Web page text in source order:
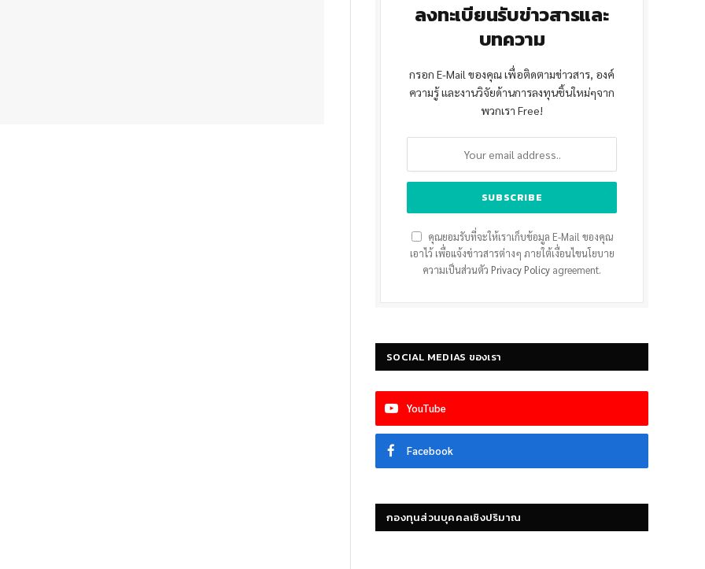
ลงทะเบียนรับข่าวสารและ
บทความ
กรอก E-Mail ของคุณ เพื่อติดตามข่าวสาร, องค์
ความรู้ และงานวิจัยด้านการลงทุนชิ้นใหม่ๆจาก
พวกเรา Free!
คุณยอมรับที่จะให้เราเก็บข้อมูล E-Mail ของคุณ
เอาไว้ เพื่อแจ้งข่าวสารต่างๆ ภายใต้เงื่อนไขนโยบาย
ความเป็นส่วนตัว Privacy Policy agreement.
SOCIAL MEDIAS ของเรา
YouTube
Facebook
กองทุนส่วนบุคคลเชิงปริมาณ